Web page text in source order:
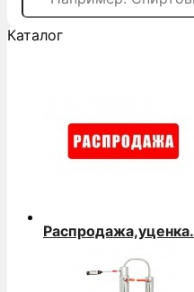
Каталог
Распродажа,уценка.